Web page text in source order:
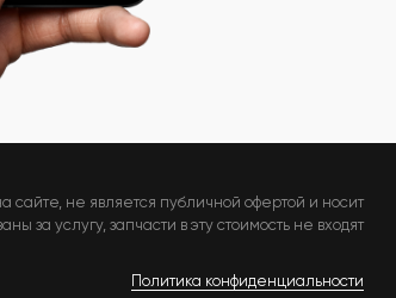
не является публичной офертой и носит
за услугу, запчасти в эту стоимость не входят
Политика конфиденциальности